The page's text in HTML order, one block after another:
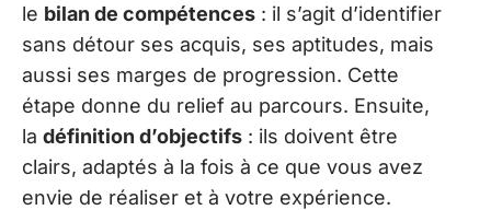
le bilan de compétences : il s’agit d’identifier
sans détour ses acquis, ses aptitudes, mais
aussi ses marges de progression. Cette
étape donne du relief au parcours. Ensuite,
la définition d’objectifs : ils doivent être
clairs, adaptés à la fois à ce que vous avez
envie de réaliser et à votre expérience.